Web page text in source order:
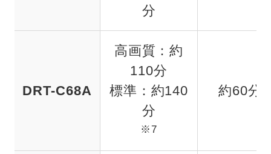
分
DRT-C68A
高画質：約
110分
標準：約140
分
※7
約60分